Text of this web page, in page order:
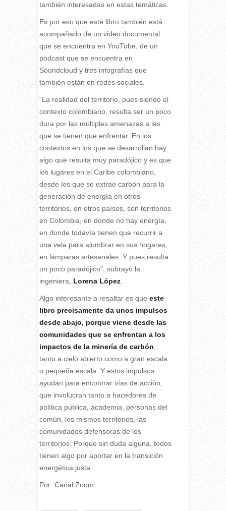
también interesadas en estas temáticas.
Es por eso que este libro también está
acompañado de un video documental
que se encuentra en YouTube, de un
podcast que se encuentra en
Soundcloud y tres infografías que
también están en redes sociales.
“La realidad del territorio, pues siendo el
contexto colombiano, resulta ser un poco
dura por las múltiples amenazas a las
que se tienen que enfrentar. En los
contextos en los que se desarrollan hay
algo que resulta muy paradójico y es que
los lugares en el Caribe colombiano,
desde los que se extrae carbón para la
generación de energía en otros
territorios, en otros países, son territorios
en Colombia, en donde no hay energía,
en donde todavía tienen que recurrir a
una vela para alumbrar en sus hogares,
en lámparas artesanales. Y pues resulta
un poco paradójico”, subrayó la
ingeniera, Lorena López.
Algo interesante a resaltar es que este
libro precisamente da unos impulsos
desde abajo, porque viene desde las
comunidades que se enfrentan a los
impactos de la minería de carbón
tanto a cielo abierto como a gran escala
o pequeña escala. Y estos impulsos
ayudan para encontrar vías de acción,
que involucran tanto a hacedores de
política pública, academia, personas del
común, los mismos territorios, las
comunidades defensoras de los
territorios. Porque sin duda alguna, todos
tienen algo por aportar en la transición
energética justa.
Por: Canal Zoom.